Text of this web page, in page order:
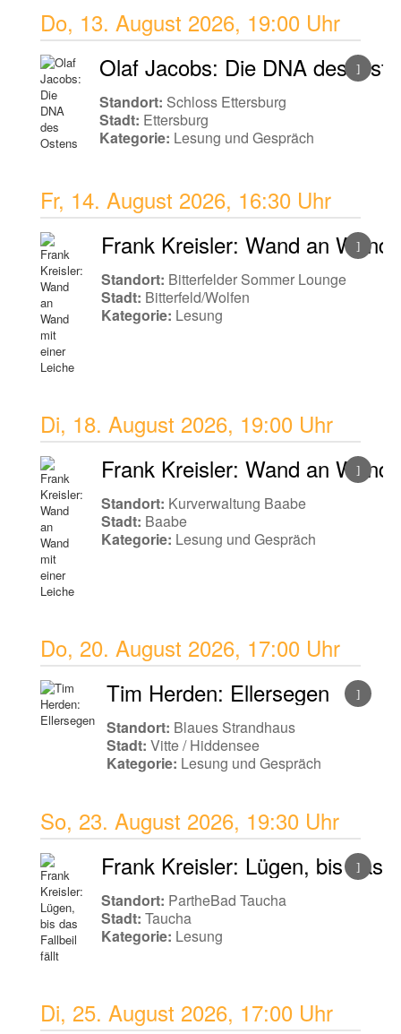
Do, 13. August 2026, 19:00 Uhr
Olaf Jacobs: Die DNA des
Standort: Schloss Ettersburg
Stadt: Ettersburg
Kategorie: Lesung und Gespräch
Fr, 14. August 2026, 16:30 Uhr
Frank Kreisler: Wand an Wand
Standort: Bitterfelder Sommer Lounge
Stadt: Bitterfeld/Wolfen
Kategorie: Lesung
Di, 18. August 2026, 19:00 Uhr
Frank Kreisler: Wand an Wand
Standort: Kurverwaltung Baabe
Stadt: Baabe
Kategorie: Lesung und Gespräch
Do, 20. August 2026, 17:00 Uhr
Tim Herden: Ellersegen
Standort: Blaues Strandhaus
Stadt: Vitte / Hiddensee
Kategorie: Lesung und Gespräch
So, 23. August 2026, 19:30 Uhr
Frank Kreisler: Lügen, bis das
Standort: PartheBad Taucha
Stadt: Taucha
Kategorie: Lesung
Di, 25. August 2026, 17:00 Uhr